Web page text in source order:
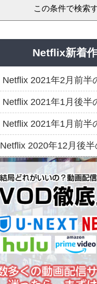
Netflix新着
Netflix 2021年2月前半
Netflix 2021年1月後半
Netflix 2021年1月前半
Netflix 2020年12月後